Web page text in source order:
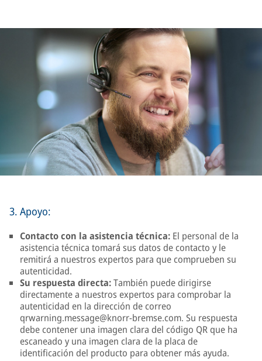
3. Apoyo:
Contacto con la asistencia técnica: El personal de la
asistencia técnica tomará sus datos de contacto y le
remitirá a nuestros expertos para que comprueben su
autenticidad.
Su respuesta directa:También puede dirigirse
directamente a nuestros expertos para comprobar la
autenticidad en la dirección de correo
qrwarning.message@knorr-bremse.com. Su respuesta
debe contener una imagen clara del código QR que ha
escaneado y una imagen clara de la placa de
identificación del producto para obtener más ayuda.